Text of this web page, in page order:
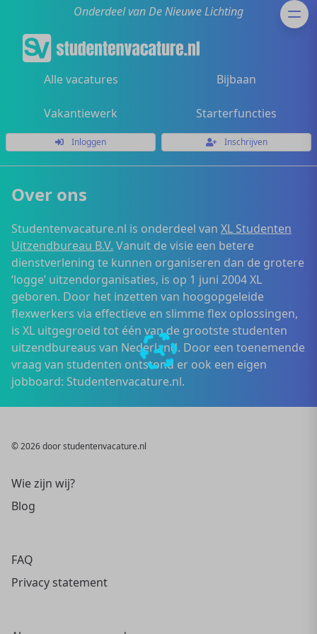
Onderdeel van De Nieuwe Lichting
Alle vacatures Bijbaan
Vakantiewerk Starterfuncties
Inloggen Inschrijven
Over ons
Studentenvacature.nl is onderdeel van XL Studenten
Uitzendbureau B.V. Vanuit de visie een betere
dienstverlening te kunnen organiseren dan de grotere
‘logge’ uitzendorganisaties, is op 1 juni 2004 XL
geboren. Door het inzetten van hoogopgeleide
flexwerkers via effectieve en slimme flex oplossingen,
is XL uitgegroeid tot één van de grootste studenten
uitzendbureaus van Nederland. Door een toenemende
vraag van studenten ontstond er ook een eigen
jobboard: Studentenvacature.nl.
© 2026 door studentenvacature.nl
Wie zijn wij?
Blog
FAQ
Privacy statement